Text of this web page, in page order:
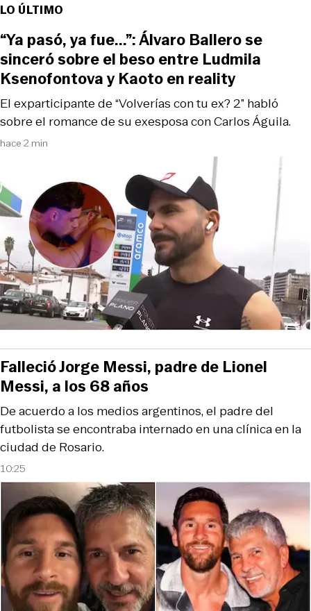
LO ÚLTIMO
hace 2 min
El exparticipante de “Volverías con tu ex? 2” habló
sobre el romance de su exesposa con Carlos Águila.
“Ya pasó, ya fue...”: Álvaro Ballero se
sinceró sobre el beso entre Ludmila
Ksenofontova y Kaoto en reality
10:25
De acuerdo a los medios argentinos, el padre del
futbolista se encontraba internado en una clínica en la
ciudad de Rosario.
Falleció Jorge Messi, padre de Lionel
Messi, a los 68 años